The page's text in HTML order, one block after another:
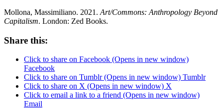
Mollona, Massimiliano. 2021. Art/Commons: Anthropology Beyond
Capitalism. London: Zed Books.
Share this:
Click to share on Facebook (Opens in new window)
Facebook
Click to share on Tumblr (Opens in new window) Tumblr
Click to share on X (Opens in new window) X
Click to email a link to a friend (Opens in new window)
Email